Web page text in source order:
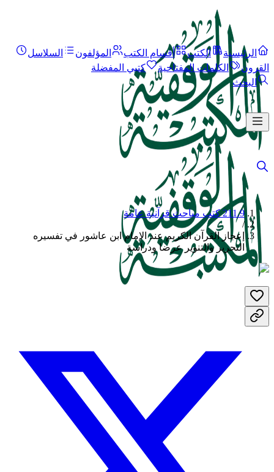
الرئيسية الكتب أقسام الكتب المؤلفون
السلاسل
القرون
الكلمات المفتاحية
كتبي المفضلة
البحث
211.9 كتب مباحث قرآنية عامة
/
إعجاز القرآن الكريم عند الإمام ابن عاشور في تفسيره
التحرير والتنوير عرضا ودراسة